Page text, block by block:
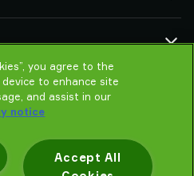
you agree to the
to enhance site
and assist in our
notice
Accept All